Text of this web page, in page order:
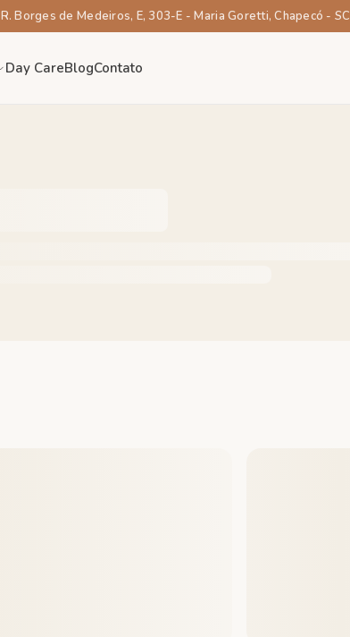
R. Borges de Medeiros, E, 303-E - Maria Goretti, Chapecó - SC
Day CareBlogContato